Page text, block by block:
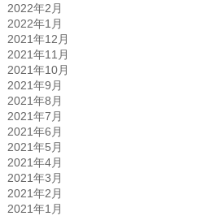
2022年2月
2022年1月
2021年12月
2021年11月
2021年10月
2021年9月
2021年8月
2021年7月
2021年6月
2021年5月
2021年4月
2021年3月
2021年2月
2021年1月